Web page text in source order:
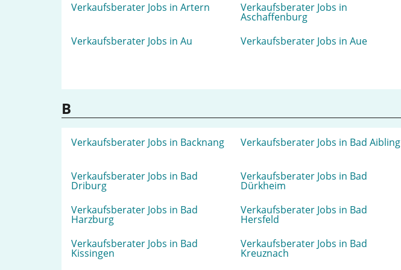
Verkaufsberater Jobs in Artern
Verkaufsberater Jobs in
Aschaffenburg
Verkaufsberater Jobs in Au Verkaufsberater Jobs in Aue
B
Verkaufsberater Jobs in Backnang Verkaufsberater Jobs in Bad Aibling
Verkaufsberater Jobs in Bad
Driburg
Verkaufsberater Jobs in Bad
Dürkheim
Verkaufsberater Jobs in Bad
Harzburg
Verkaufsberater Jobs in Bad
Hersfeld
Verkaufsberater Jobs in Bad
Kissingen
Verkaufsberater Jobs in Bad
Kreuznach